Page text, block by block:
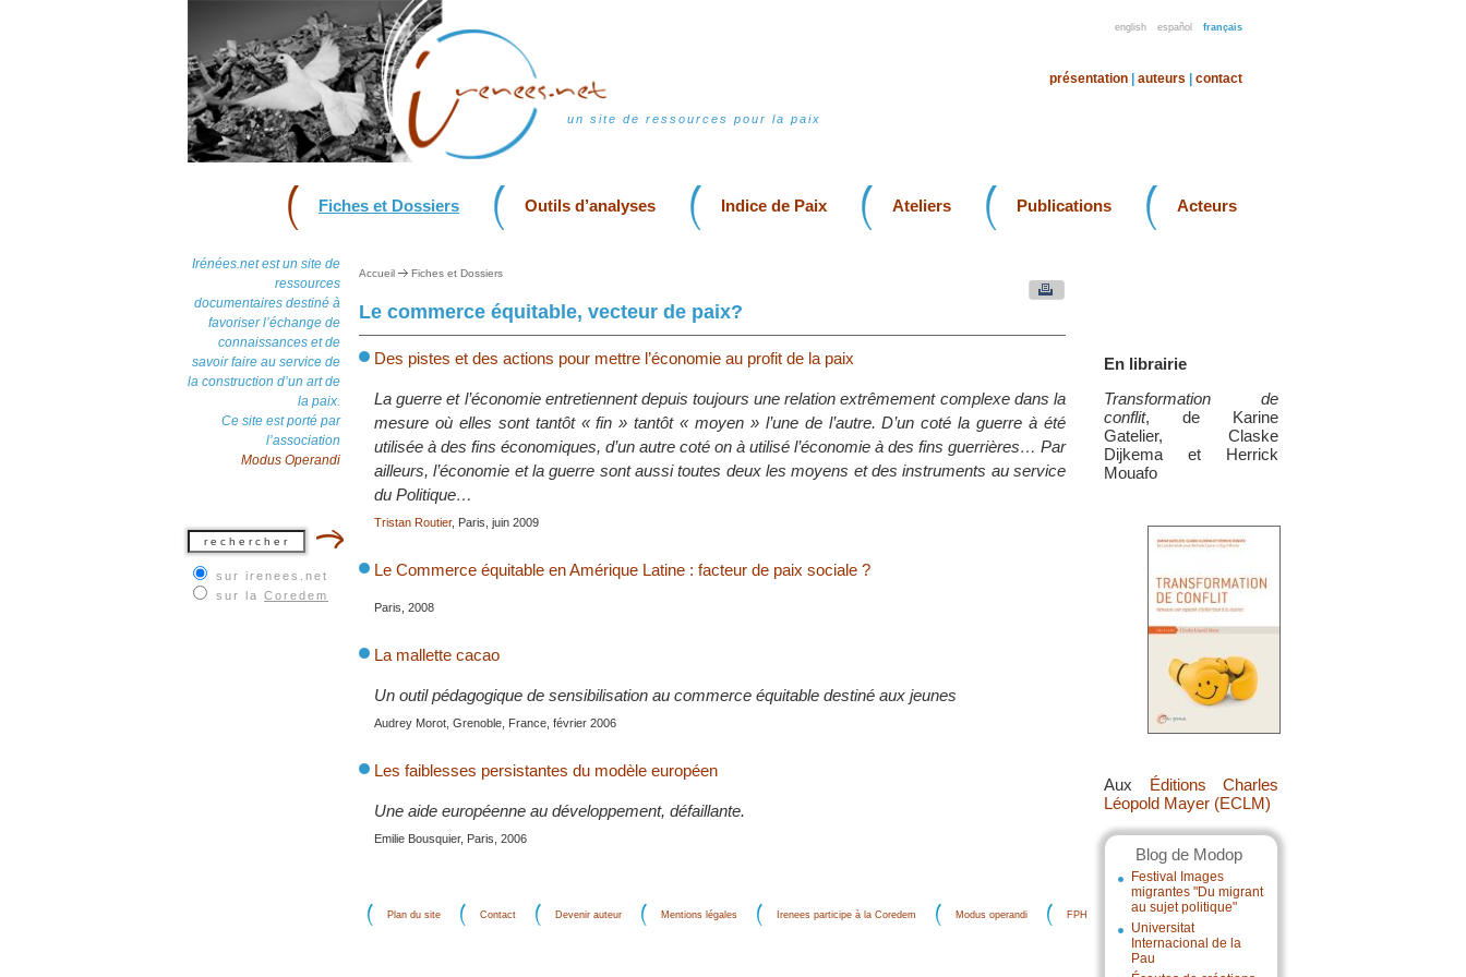
english español français
un site de ressources pour la paix
présentation auteurs contact
Fiches et Dossiers Outils d’analyses Indice de Paix Ateliers Publications Acteurs
Irénées.net est un site de
ressources
documentaires destiné à
favoriser l’échange de
connaissances et de
savoir faire au service de
la construction d’un art de
la paix.
Ce site est porté par
l’association
Modus Operandi
sur irenees.net
sur la Coredem
En librairie
Transformation de
conflit, de Karine
Gatelier, Claske
Dijkema et Herrick
Mouafo
Aux Éditions Charles
Léopold Mayer (ECLM)
Blog de Modop
Festival Images
migrantes "Du migrant
au sujet politique"
Universitat
Internacional de la
Pau
Accueil Fiches et Dossiers
Le commerce équitable, vecteur de paix?
Des pistes et des actions pour mettre l’économie au profit de la paix
La guerre et l’économie entretiennent depuis toujours une relation extrêmement complexe dans la
mesure où elles sont tantôt « fin » tantôt « moyen » l’une de l’autre. D’un coté la guerre à été
utilisée à des fins économiques, d’un autre coté on à utilisé l’économie à des fins guerrières… Par
ailleurs, l’économie et la guerre sont aussi toutes deux les moyens et des instruments au service
du Politique…
Tristan Routier, Paris, juin 2009
Le Commerce équitable en Amérique Latine : facteur de paix sociale ?
Paris, 2008
La mallette cacao
Un outil pédagogique de sensibilisation au commerce équitable destiné aux jeunes
Audrey Morot, Grenoble, France, février 2006
Les faiblesses persistantes du modèle européen
Une aide européenne au développement, défaillante.
Emilie Bousquier, Paris, 2006
Plan du site Contact Devenir auteur Mentions légales Irenees participe à la Coredem Modus operandi FPH